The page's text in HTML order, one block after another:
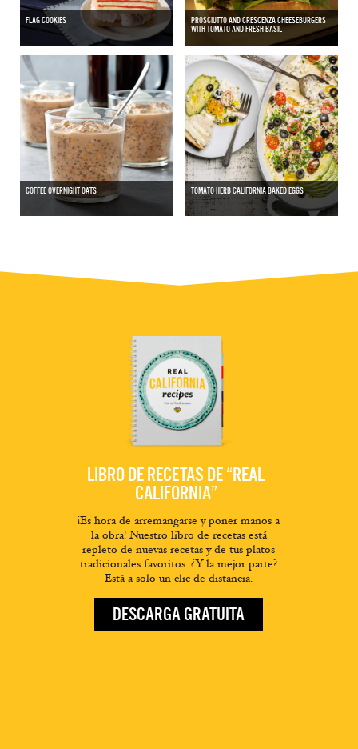
FLAG COOKIES
PROSCIUTTO AND CRESCENZA CHEESEBURGERS
WITH TOMATO AND FRESH BASIL
COFFEE OVERNIGHT OATS TOMATO HERB CALIFORNIA BAKED EGGS
LIBRO DE RECETAS DE “REAL
CALIFORNIA”
¡Es hora de arremangarse y poner manos a
la obra! Nuestro libro de recetas está
repleto de nuevas recetas y de tus platos
tradicionales favoritos. ¿Y la mejor parte?
Está a solo un clic de distancia.
DESCARGA GRATUITA